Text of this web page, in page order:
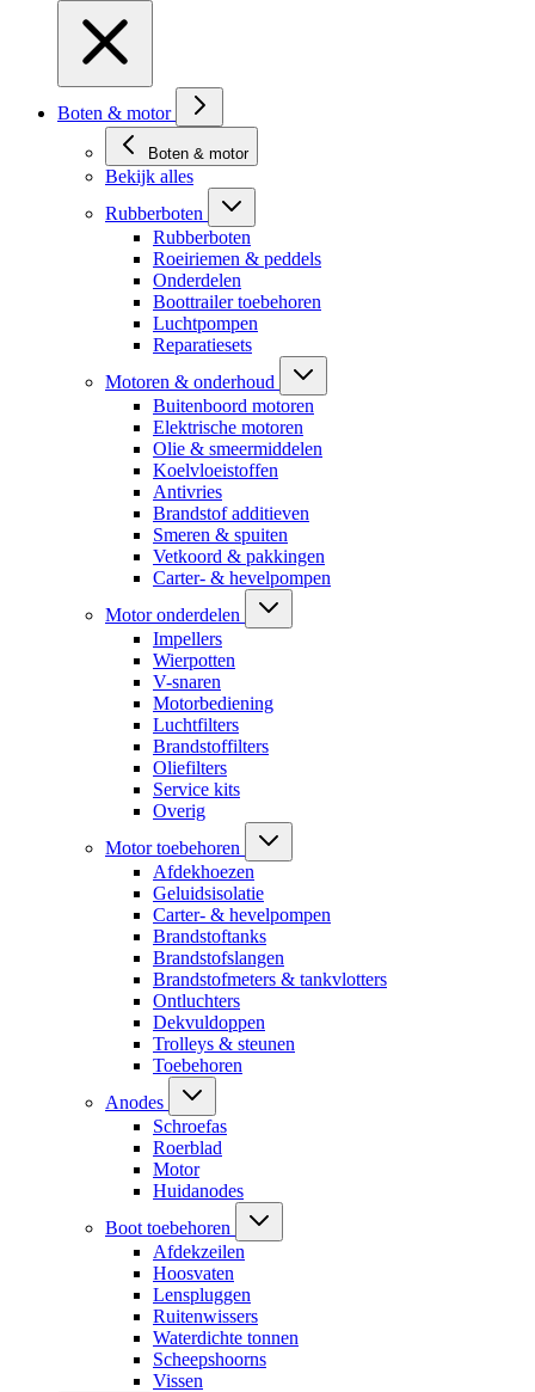
Boten & motor
Boten & motor
Bekijk alles
Rubberboten
Rubberboten
Roeiriemen & peddels
Onderdelen
Boottrailer toebehoren
Luchtpompen
Reparatiesets
Motoren & onderhoud
Buitenboord motoren
Elektrische motoren
Olie & smeermiddelen
Koelvloeistoffen
Antivries
Brandstof additieven
Smeren & spuiten
Vetkoord & pakkingen
Carter- & hevelpompen
Motor onderdelen
Impellers
Wierpotten
V-snaren
Motorbediening
Luchtfilters
Brandstoffilters
Oliefilters
Service kits
Overig
Motor toebehoren
Afdekhoezen
Geluidsisolatie
Carter- & hevelpompen
Brandstoftanks
Brandstofslangen
Brandstofmeters & tankvlotters
Ontluchters
Dekvuldoppen
Trolleys & steunen
Toebehoren
Anodes
Schroefas
Roerblad
Motor
Huidanodes
Boot toebehoren
Afdekzeilen
Hoosvaten
Lenspluggen
Ruitenwissers
Waterdichte tonnen
Scheepshoorns
Vissen